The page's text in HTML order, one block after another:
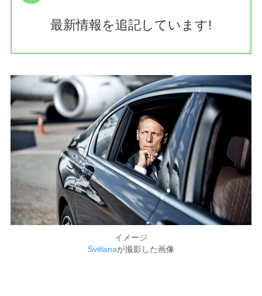
最新情報を追記しています!
イメージ
Svitlanaが撮影した画像